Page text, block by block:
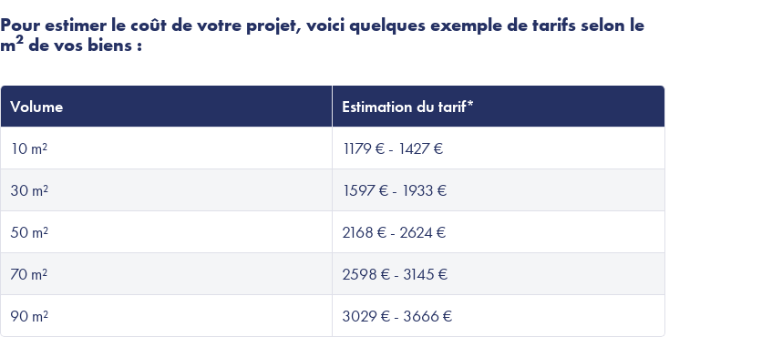
Pour estimer le coût de votre projet, voici quelques exemple de tarifs selon le
m2 de vos biens :
Volume
Estimation du tarif*
10 m²
1179 € - 1427 €
30 m²
1597 € - 1933 €
50 m²
2168 € - 2624 €
70 m²
2598 € - 3145 €
90 m²
3029 € - 3666 €